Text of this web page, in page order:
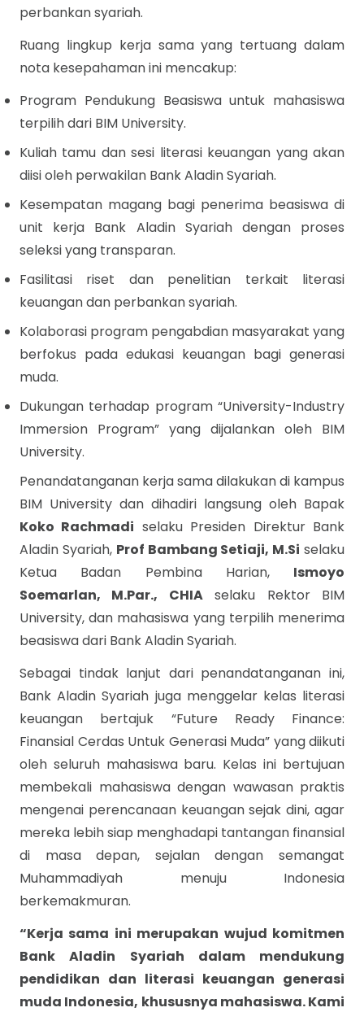
perbankan syariah.
Ruang lingkup kerja sama yang tertuang dalam
nota kesepahaman ini mencakup:
Program Pendukung Beasiswa untuk mahasiswa
terpilih dari BIM University.
Kuliah tamu dan sesi literasi keuangan yang akan
diisi oleh perwakilan Bank Aladin Syariah.
Kesempatan magang bagi penerima beasiswa di
unit kerja Bank Aladin Syariah dengan proses
seleksi yang transparan.
Fasilitasi riset dan penelitian terkait literasi
keuangan dan perbankan syariah.
Kolaborasi program pengabdian masyarakat yang
berfokus pada edukasi keuangan bagi generasi
muda.
Dukungan terhadap program “University-Industry
Immersion Program” yang dijalankan oleh BIM
University.
Penandatanganan kerja sama dilakukan di kampus
BIM University dan dihadiri langsung oleh Bapak
Koko Rachmadi selaku Presiden Direktur Bank
Aladin Syariah, Prof Bambang Setiaji, M.Si selaku
Ketua Badan Pembina Harian,
Ismoyo
Soemarlan, M.Par., CHIAselaku Rektor BIM
University, dan mahasiswa yang terpilih menerima
beasiswa dari Bank Aladin Syariah.
Sebagai tindak lanjut dari penandatanganan ini,
Bank Aladin Syariah juga menggelar kelas literasi
keuangan bertajuk “Future Ready Finance:
Finansial Cerdas Untuk Generasi Muda” yang diikuti
oleh seluruh mahasiswa baru. Kelas ini bertujuan
membekali mahasiswa dengan wawasan praktis
mengenai perencanaan keuangan sejak dini, agar
mereka lebih siap menghadapi tantangan finansial
di masa depan, sejalan dengan semangat
Muhammadiyah menuju Indonesia
berkemakmuran.
“Kerja sama ini merupakan wujud komitmen
Bank Aladin Syariah dalam mendukung
pendidikan dan literasi keuangan generasi
muda Indonesia, khususnya mahasiswa. Kami